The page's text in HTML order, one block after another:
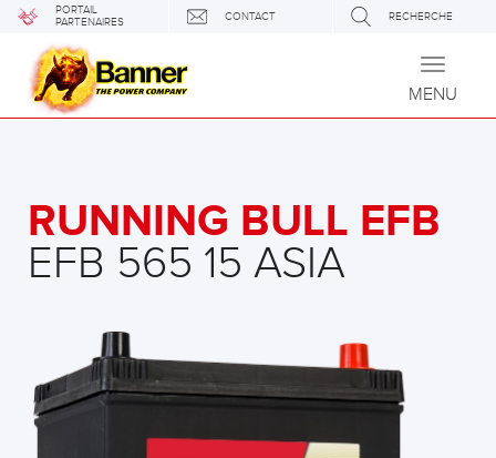
PORTAIL
PARTENAIRES
CONTACT RECHERCHE
Toggle
MENU
RUNNING BULL EFB
EFB 565 15 ASIA